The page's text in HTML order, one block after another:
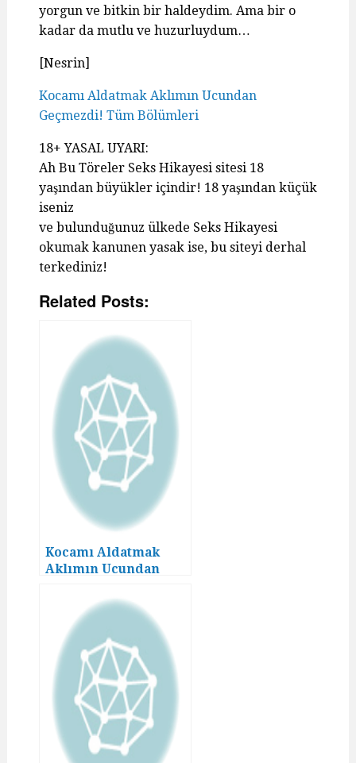
yorgun ve bitkin bir haldeydim. Ama bir o
kadar da mutlu ve huzurluydum…
[Nesrin]
Kocamı Aldatmak Aklımın Ucundan
Geçmezdi! Tüm Bölümleri
18+ YASAL UYARI:
Ah Bu Töreler Seks Hikayesi sitesi 18
yaşından büyükler içindir! 18 yaşından küçük
iseniz
ve bulunduğunuz ülkede Seks Hikayesi
okumak kanunen yasak ise, bu siteyi derhal
terkediniz!
Related Posts:
Kocamı Aldatmak
Aklımın Ucundan